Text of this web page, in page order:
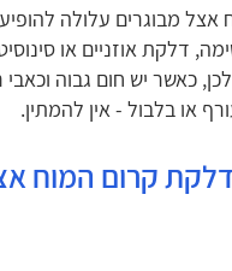
אצל מבוגרים עלולה
דלקת אוזניים או
כאשר יש חום גבוה
או בלבול - אין להמתין.
קרום המוח